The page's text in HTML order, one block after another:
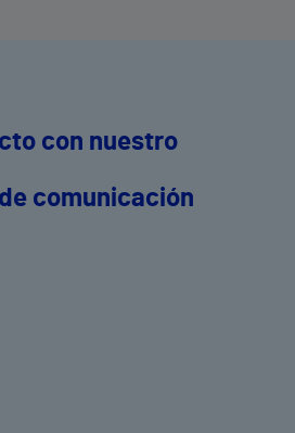
con nuestro
comunicación